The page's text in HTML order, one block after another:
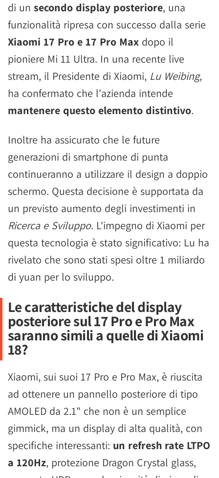
di un secondo display posteriore, una
funzionalità ripresa con successo dalla serie
Xiaomi 17 Pro e 17 Pro Max dopo il
pioniere Mi 11 Ultra. In una recente live
stream, il Presidente di Xiaomi, Lu Weibing,
ha confermato che l'azienda intende
mantenere questo elemento distintivo.
Inoltre ha assicurato che le future
generazioni di smartphone di punta
continueranno a utilizzare il design a doppio
schermo. Questa decisione è supportata da
un previsto aumento degli investimenti in
Ricerca e Sviluppo. L'impegno di Xiaomi per
questa tecnologia è stato significativo: Lu ha
rivelato che sono stati spesi oltre 1 miliardo
di yuan per lo sviluppo.
Le caratteristiche del display
posteriore sul 17 Pro e Pro Max
saranno simili a quelle di Xiaomi
18?
Xiaomi, sui suoi 17 Pro e Pro Max, è riuscita
ad ottenere un pannello posteriore di tipo
AMOLED da 2.1" che non è un semplice
gimmick, ma un display di alta qualità, con
specifiche interessanti: un refresh rate LTPO
a 120Hz, protezione Dragon Crystal glass,